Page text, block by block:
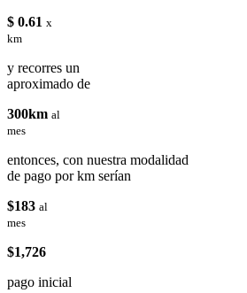
$ 0.61 x
km
y recorres un
aproximado de
300km al
mes
entonces, con nuestra modalidad
de pago por km serían
$183 al
mes
$1,726
pago inicial